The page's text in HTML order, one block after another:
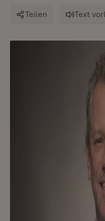
Teilen Text